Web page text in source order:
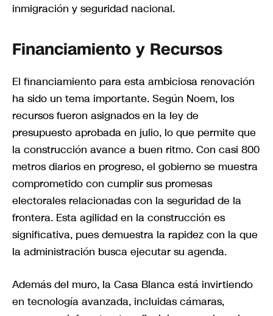
inmigración y seguridad nacional.
Financiamiento y Recursos
El financiamiento para esta ambiciosa renovación
ha sido un tema importante. Según Noem, los
recursos fueron asignados en la ley de
presupuesto aprobada en julio, lo que permite que
la construcción avance a buen ritmo. Con casi 800
metros diarios en progreso, el gobierno se muestra
comprometido con cumplir sus promesas
electorales relacionadas con la seguridad de la
frontera. Esta agilidad en la construcción es
significativa, pues demuestra la rapidez con la que
la administración busca ejecutar su agenda.
Además del muro, la Casa Blanca está invirtiendo
en tecnología avanzada, incluidas cámaras,